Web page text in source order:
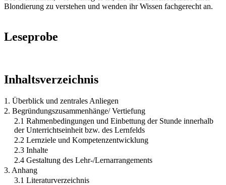
Blondierung zu verstehen und wenden ihr Wissen fachgerecht an.
Leseprobe
Inhaltsverzeichnis
1. Überblick und zentrales Anliegen
2. Begründungszusammenhänge/ Vertiefung
2.1 Rahmenbedingungen und Einbettung der Stunde innerhalb
der Unterrichtseinheit bzw. des Lernfelds
2.2 Lernziele und Kompetenzentwicklung
2.3 Inhalte
2.4 Gestaltung des Lehr-/Lernarrangements
3. Anhang
3.1 Literaturverzeichnis